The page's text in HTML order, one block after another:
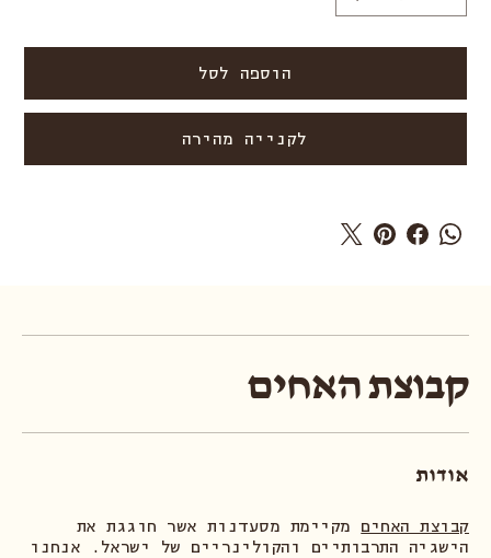
הוספה לסל
לקנייה מהירה
קבוצת האחים
אודות
קבוצת האחים מקיימת מסעדנות אשר חוגגת את
הישגיה התרבותיים והקולינריים של ישראל. אנחנו